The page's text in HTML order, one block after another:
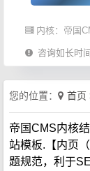
内核： 帝国
咨询如长时
您的位置： 首页
帝国CMS内核
站模板.【内页
题规范，利于